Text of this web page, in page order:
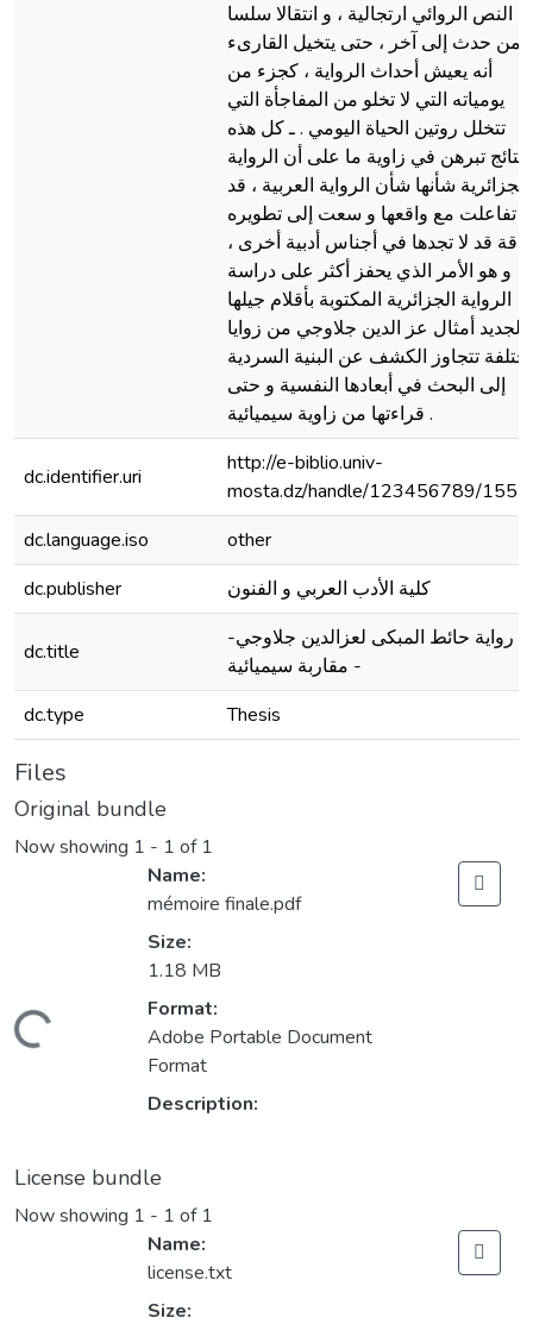
النص الروائي ارتجالية ، و انتقالا سلسا
من حدث إلى آخر ، حتى يتخيل القارىء
أنه يعيش أحداث الرواية ، كجزء من
يومياته التي لا تخلو من المفاجأة التي
تتخلل روتين الحياة اليومي . ـ كل هذه
تبرهن في زاوية ما على أن الرواية
الجزائرية شأنها شأن الرواية العربية ، قد
تفاعلت مع واقعها و سعت إلى تطويره
بدقة قد لا تجدها في أجناس أدبية أخرى ،
و هو الأمر الذي يحفز أكثر على دراسة
الرواية الجزائرية المكتوبة بأقلام جيلها
الجديد أمثال عز الدين جلاوجي من زوايا
تتجاوز الكشف عن البنية السردية
إلى البحث في أبعادها النفسية و حتى
قراءتها من زاوية سيميائية .
dc.identifier.uri
http://e-biblio.univ-
mosta.dz/handle/123456789/
dc.language.iso
other
dc.publisher
كلية الأدب العربي و الفنون
dc.title
رواية حائط المبكى لعزالدين جلاوجي-
مقاربة سيميائية -
dc.type
Thesis
Files
Original bundle
Now showing 1 - 1 of 1
Name:
mémoire finale.pdf
Size:
1.18 MB
Format:
Adobe Portable Document
Format
Description:
License bundle
Now showing 1 - 1 of 1
Name:
license.txt
Size: